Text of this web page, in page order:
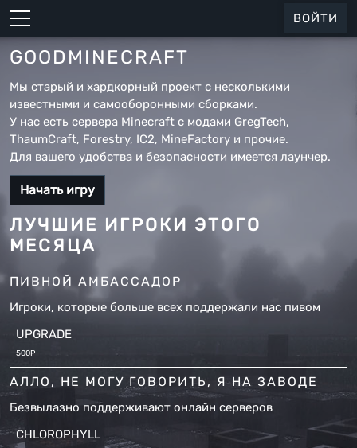
ВОЙТИ
GOOD MINECRAFT
Мы старый и хардкорный проект с несколькими
известными и самооборонными сборками.
У нас есть сервера Minecraft с модами GregTech,
ThaumCraft, Forestry, IC2, MineFactory и прочие.
Для вашего удобства и безопасности имеется лаунчер.
Начать игру
ЛУЧШИЕ ИГРОКИ ЭТОГО
МЕСЯЦА
ПИВНОЙ АМБАССАДОР
Игроки, которые больше всех поддержали нас пивом
UPGRADE
500Р
АЛЛО, НЕ МОГУ ГОВОРИТЬ, Я НА ЗАВОДЕ
Безвылазно поддерживают онлайн серверов
CHLOROPHYLL